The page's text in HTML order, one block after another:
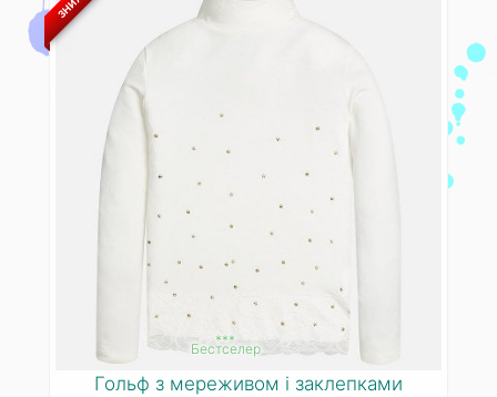
***
Бестселер
Гольф з мереживом і заклепками